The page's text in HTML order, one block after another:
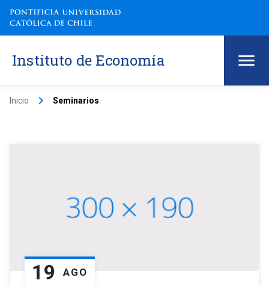
Instituto de Economía
Inicio keyboard_arrow_right Seminarios
19 AGO